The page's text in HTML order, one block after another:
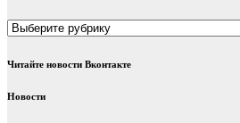
Рубрики
Читайте новости Вконтакте
Новости